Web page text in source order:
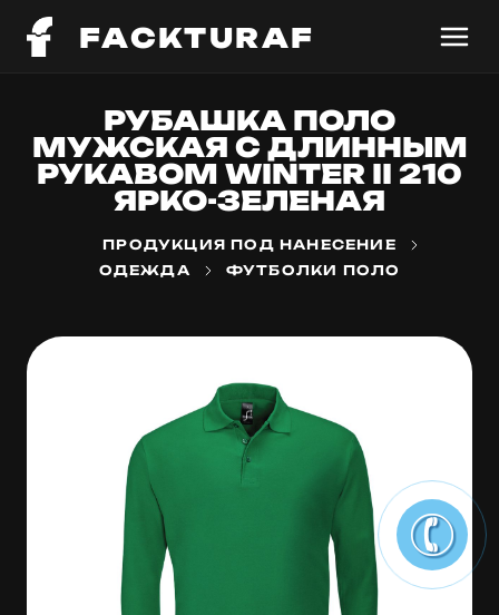
FACKTURAF
РУБАШКА ПОЛО
МУЖСКАЯ С ДЛИННЫМ
РУКАВОМ WINTER II 210
ЯРКО-ЗЕЛЕНАЯ
ПРОДУКЦИЯ ПОД НАНЕСЕНИЕ
ОДЕЖДА
ФУТБОЛКИ ПОЛО